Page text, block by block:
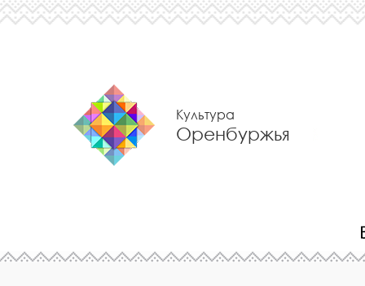
Культура
Оренбуржья